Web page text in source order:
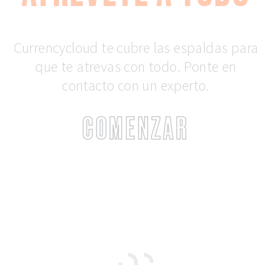
Currencycloud te cubre las espaldas para
que te atrevas con todo. Ponte en
contacto con un experto.
COMENZAR